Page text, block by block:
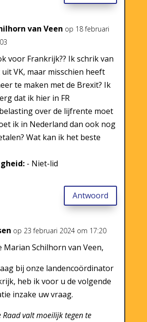
van Veen op 18 februari
voor Frankrijk?? Ik schrik van
VK, maar misschien heeft
te maken met de Brexit? Ik
dat ik hier in FR
over de lijfrente moet
ik in Nederland dan ook nog
Wat kan ik het beste
- Niet-lid
Antwoord
op 23 februari 2024 om 17:20
Marian Schilhorn van Veen,
bij onze landencoördinator
heb ik voor u de volgende
inzake uw vraag.
Raad valt moeilijk tegen te